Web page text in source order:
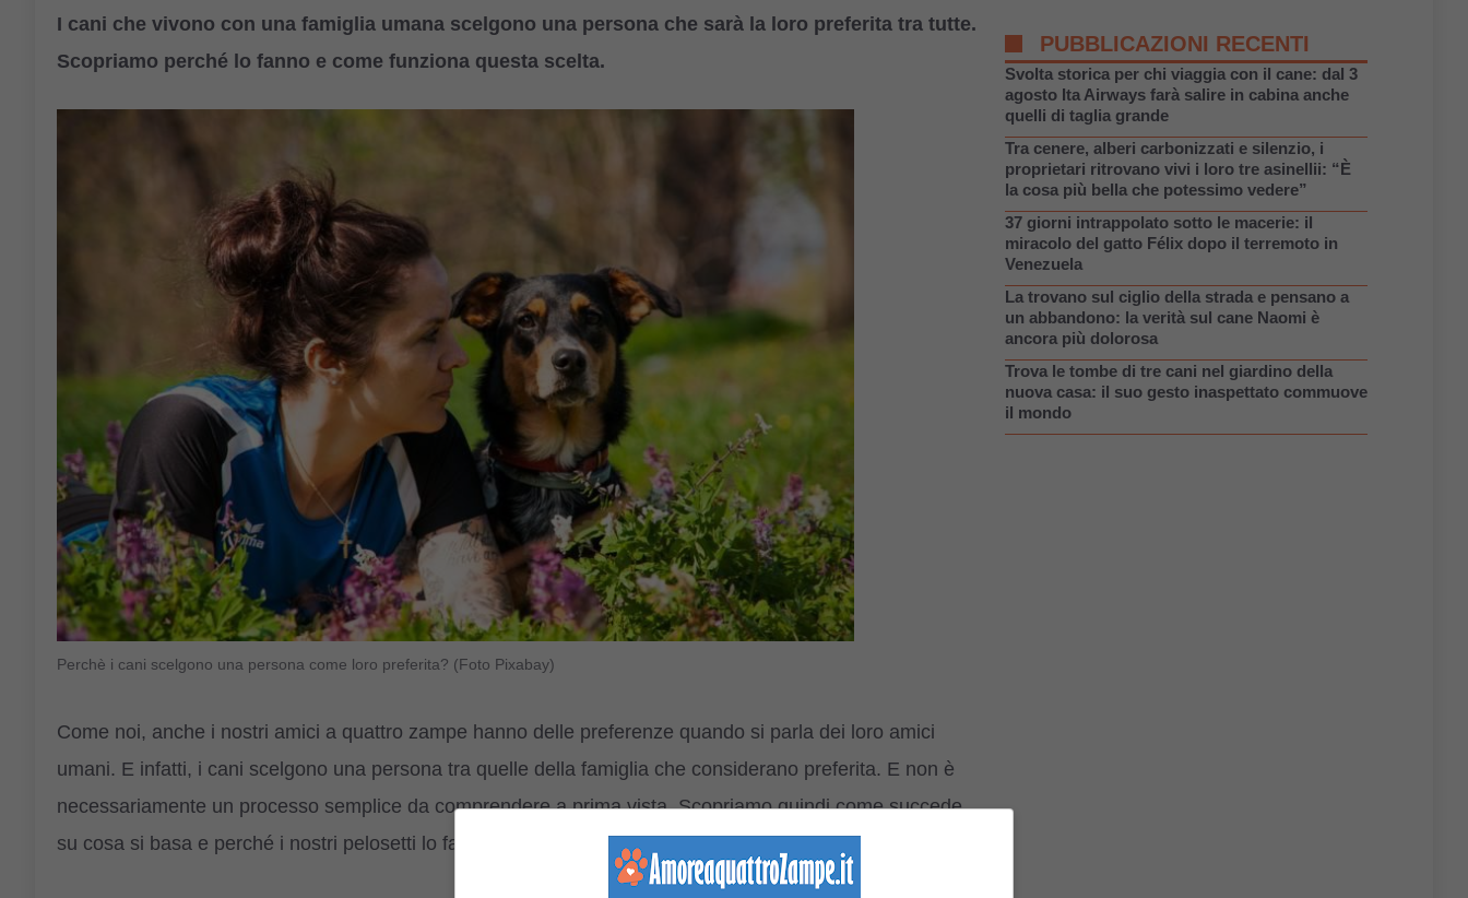
I cani che vivono con una famiglia umana scelgono una persona che sarà la loro preferita tra tutte.
Scopriamo perché lo fanno e come funziona questa scelta.
Perchè i cani scelgono una persona come loro preferita? (Foto Pixabay)
Come noi, anche i nostri amici a quattro zampe hanno delle preferenze quando si parla dei loro amici
umani. E infatti, i cani scelgono una persona tra quelle della famiglia che considerano preferita. E non è
necessariamente un processo semplice da comprendere a prima vista. Scopriamo quindi come succede,
su cosa si basa e perché i nostri pelosetti lo fanno.
PUBBLICAZIONI RECENTI
Svolta storica per chi viaggia con il cane: dal 3
agosto Ita Airways farà salire in cabina anche
quelli di taglia grande
Tra cenere, alberi carbonizzati e silenzio, i
proprietari ritrovano vivi i loro tre asinellii: “È
la cosa più bella che potessimo vedere”
37 giorni intrappolato sotto le macerie: il
miracolo del gatto Félix dopo il terremoto in
Venezuela
La trovano sul ciglio della strada e pensano a
un abbandono: la verità sul cane Naomi è
ancora più dolorosa
Trova le tombe di tre cani nel giardino della
nuova casa: il suo gesto inaspettato commuove
il mondo